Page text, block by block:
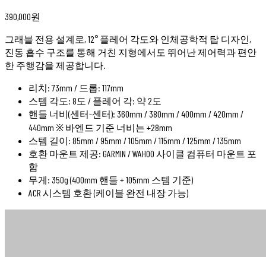
390,000원
그래블 전용 설계로, 12° 플레어 각도와 인체공학적 탑 디자인,
진동 흡수 구조를 통해 거친 지형에서도 뛰어난 제어력과 편안
한 주행감을 제공합니다.
리치: 73mm / 드롭: 117mm
스템 각도: 8도 / 플레어 각: 약 2도
핸들 너비(센터-센터): 360mm / 380mm / 400mm / 420mm /
440mm ※ 바엔드 기준 너비는 +28mm
스템 길이: 85mm / 95mm / 105mm / 115mm / 125mm / 135mm
호환 마운트 제공: GARMIN / WAHOO 사이클 컴퓨터 마운트 포
함
무게: 350g (400mm 핸들 + 105mm 스템 기준)
ACR 시스템 호환 (케이블 완전 내장 가능)